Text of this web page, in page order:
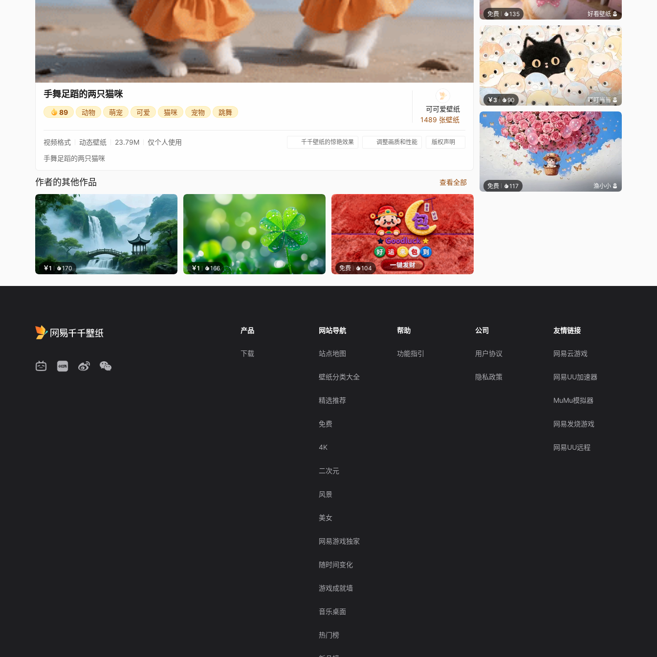
手舞足蹈的两只猫咪
89 动物 萌宠 可爱 猫咪 宠物 跳舞
可可爱壁纸
1489 张壁纸
视频格式 动态壁纸 23.79M 仅个人使用 千千壁纸的惊艳效果 调整画质和性能 版权声明
手舞足蹈的两只猫咪
作者的其他作品 查看全部
￥1 170 ￥1 166 免费 104
免费 135 好看壁纸
￥3 90 叮叮当当
免费 117 渔小小
产品
下载
网站导航
站点地图
壁纸分类大全
精选推荐
免费
4K
二次元
风景
美女
网易游戏独家
随时间变化
游戏成就墙
音乐桌面
热门榜
帮助
功能指引
公司
用户协议
隐私政策
友情链接
网易云游戏
网易UU加速器
MuMu模拟器
网易发烧游戏
网易UU远程